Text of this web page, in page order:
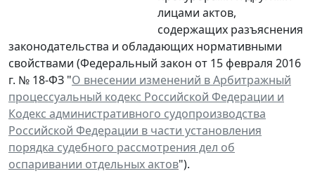
лицами актов,
содержащих разъяснения
законодательства и обладающих нормативными
свойствами (Федеральный закон от 15 февраля 2016
г. № 18-ФЗ "О внесении изменений в Арбитражный
процессуальный кодекс Российской Федерации и
Кодекс административного судопроизводства
Российской Федерации в части установления
порядка судебного рассмотрения дел об
оспаривании отдельных актов").